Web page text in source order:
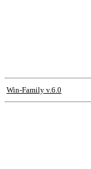
Win-Family v.6.0